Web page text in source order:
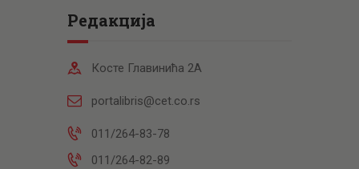
Редакција
Косте Главинића 2А
portalibris@cet.co.rs
011/264-83-78
011/264-82-89